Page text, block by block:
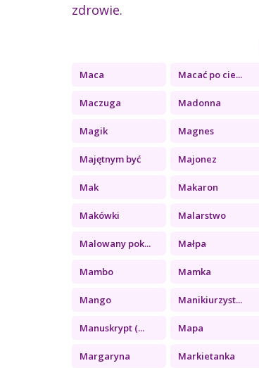
zdrowie.
Maca Macać po cie...
Maczuga Madonna
Magik Magnes
Majętnym być Majonez
Mak Makaron
Makówki Malarstwo
Malowany pok... Małpa
Mambo Mamka
Mango Manikiurzyst...
Manuskrypt (... Mapa
Margaryna Markietanka